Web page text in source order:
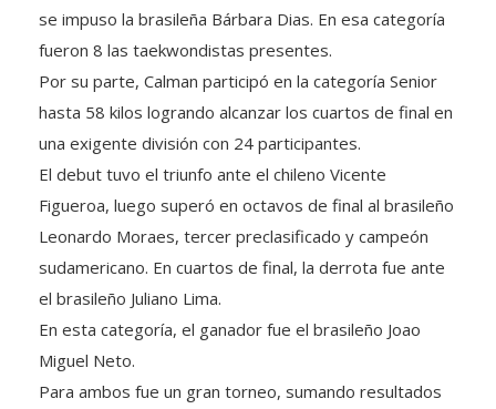
se impuso la brasileña Bárbara Dias. En esa categoría
fueron 8 las taekwondistas presentes.
Por su parte, Calman participó en la categoría Senior
hasta 58 kilos logrando alcanzar los cuartos de final en
una exigente división con 24 participantes.
El debut tuvo el triunfo ante el chileno Vicente
Figueroa, luego superó en octavos de final al brasileño
Leonardo Moraes, tercer preclasificado y campeón
sudamericano. En cuartos de final, la derrota fue ante
el brasileño Juliano Lima.
En esta categoría, el ganador fue el brasileño Joao
Miguel Neto.
Para ambos fue un gran torneo, sumando resultados